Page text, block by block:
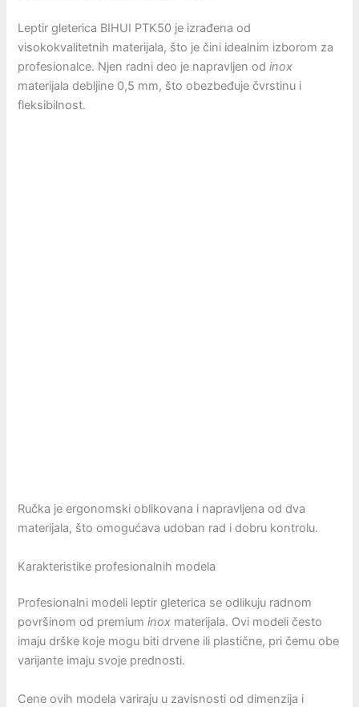
Leptir gleterica BIHUI PTK50 je izrađena od
visokokvalitetnih materijala, što je čini idealnim izborom za
profesionalce. Njen radni deo je napravljen odinox
materijala debljine 0,5 mm, što obezbeđuje čvrstinu i
fleksibilnost.
Ručka je ergonomski oblikovana i napravljena od dva
materijala, što omogućava udoban rad i dobru kontrolu.
Karakteristike profesionalnih modela
Profesionalni modeli leptir gleterica se odlikuju radnom
površinom od premiuminox materijala. Ovi modeli često
imaju drške koje mogu biti drvene ili plastične, pri čemu obe
varijante imaju svoje prednosti.
Cene ovih modela variraju u zavisnosti od dimenzija i